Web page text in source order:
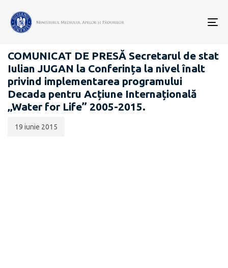
COMUNICATE DE PRESĂ
COMUNICAT DE PRESĂ Secretarul de stat
Iulian JUGAN la Conferința la nivel înalt
privind implementarea programului
Decada pentru Acțiune Internațională
„Water for Life” 2005-2015.
publicării:
19 iunie 2015